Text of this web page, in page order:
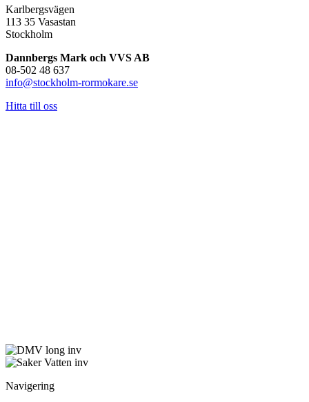
Karlbergsvägen
113 35 Vasastan
Stockholm
Dannbergs Mark och VVS AB
08-502 48 637
info@stockholm-rormokare.se
Hitta till oss
Navigering